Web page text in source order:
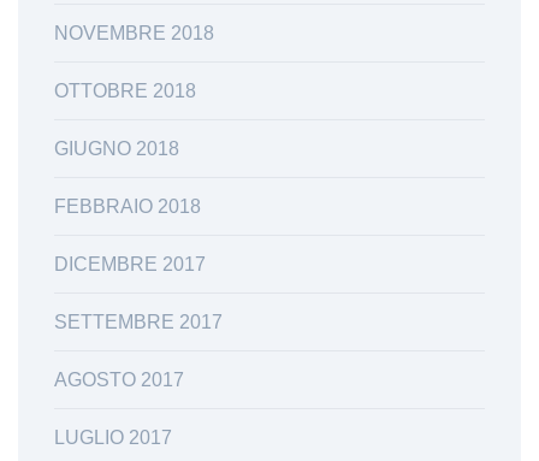
NOVEMBRE 2018
OTTOBRE 2018
GIUGNO 2018
FEBBRAIO 2018
DICEMBRE 2017
SETTEMBRE 2017
AGOSTO 2017
LUGLIO 2017